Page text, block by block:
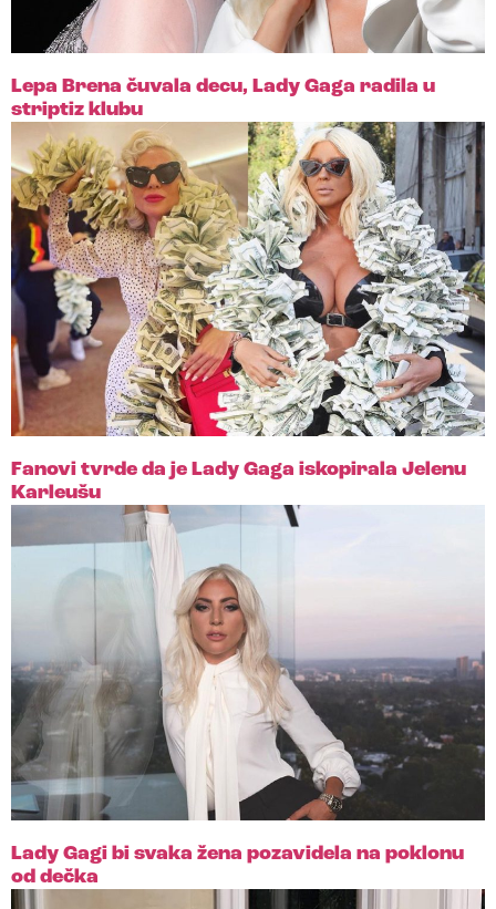
Lepa Brena čuvala decu, Lady Gaga radila u
striptiz klubu
Fanovi tvrde da je Lady Gaga iskopirala Jelenu
Karleušu
Lady Gagi bi svaka žena pozavidela na poklonu
od dečka